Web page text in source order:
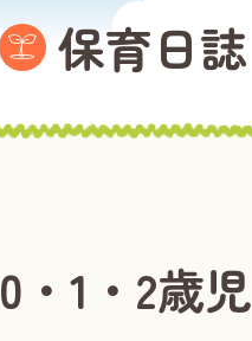
保育日誌
0・1・2歳児